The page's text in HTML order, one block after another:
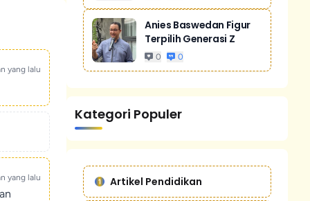
yang lalu
yang lalu
Anies Baswedan Figur
Terpilih Generasi Z
0 0
Kategori Populer
Artikel Pendidikan